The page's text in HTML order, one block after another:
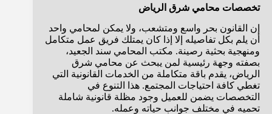
تخصصات محامي شرق الرياض
إن القانون بحر واسع ومتشعب، ولا يمكن لمحامي واحد
أن يلم بكل تفاصيله إلا إذا كان يمتلك فريق عمل متكامل
ومنهجية بحثية رصينة. مكتب المحامي سند الجعيد،
بصفته وجهة رئيسية لمن يبحث عن محامي شرق
الرياض، يقدم باقة متكاملة من الخدمات القانونية التي
تغطي كافة احتياجات المجتمع. هذا التنوع في
التخصصات يضمن للعميل وجود مظلة قانونية شاملة
تحميه في مختلف جوانب حياته وعمله.